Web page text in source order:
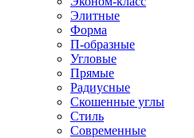
Элитные
Форма
П-образные
Угловые
Прямые
Радиусные
Скошенные углы
Стиль
Современные